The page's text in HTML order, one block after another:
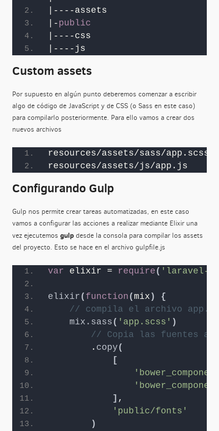
|----assets
|- public
|----css
|----js
Custom assets
Por supuesto en algún punto deberemos comenzar a escribir
algo de código de JavaScript y de CSS (o Sass en este caso)
para compilarlo posteriormente. Para ello vamos a crear dos
nuevos archivos
resources/assets/sass/app.scss
resources/assets/js/app.js
Configurando Gulp
Gulp nos permite crear tareas automatizadas, en este caso
vamos a configurar las acciones a realizar mediante Elixir una
vez ejecutemos gulpdesde la consola para compilar los assets
del proyecto. Esto se hace en el archivo gulpfile.js
var elixir = require ( 'laravel-
elixir ( function ( mix )
{
// compila el archivo
mix.sass ( 'app.scss' )
// Copia las fuentes
        .
copy (
[
] ,
'public/fonts'
)